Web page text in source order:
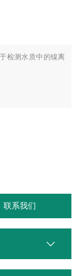
检测水质中的镍离
联系我们